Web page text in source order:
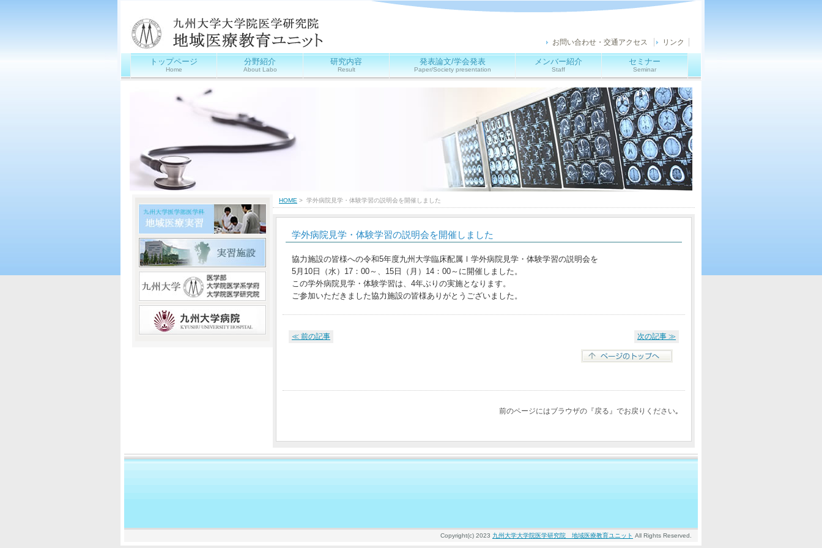
お問い合わせ・交通アクセス リンク
トップページ
Home
分野紹介
About Labo
研究内容
Result
発表論文/学会発表
Paper/Society presentation
メンバー紹介
Staff
セミナー
Seminar
HOME > 学外病院見学・体験学習の説明会を開催しました
学外病院見学・体験学習の説明会を開催しました
協力施設の皆様への令和5年度九州大学臨床配属Ⅰ学外病院見学・体験学習の説明会を
5月10日（水）17：00～、15日（月）14：00～に開催しました。
この学外病院見学・体験学習は、4年ぶりの実施となります。
ご参加いただきました協力施設の皆様ありがとうございました。
≪ 前の記事 次の記事 ≫
前のページにはブラウザの『戻る』でお戻りください｡
Copyright(c) 2023 九州大学大学院医学研究院 地域医療教育ユニット All Rights Reserved.